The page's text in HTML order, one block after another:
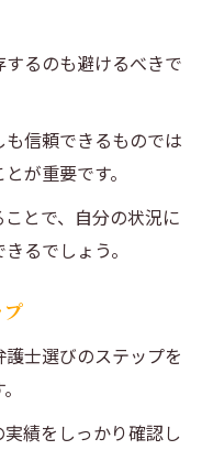
るのも避けるべきで
信頼できるものでは
が重要です。
とで、自分の状況に
るでしょう。
士選びのステップを
績をしっかり確認し